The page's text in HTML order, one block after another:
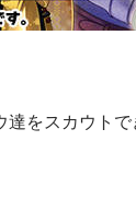
達をスカウトで